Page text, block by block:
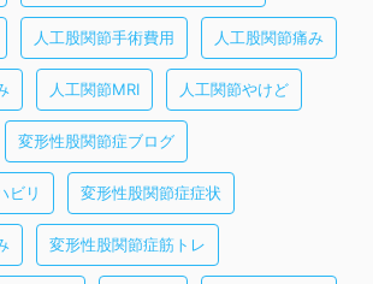
人工股関節手術費用 人工股関節痛み
人工関節MRI 人工関節やけど
変形性股関節症ブログ
ビリ 変形性股関節症症状
変形性股関節症筋トレ